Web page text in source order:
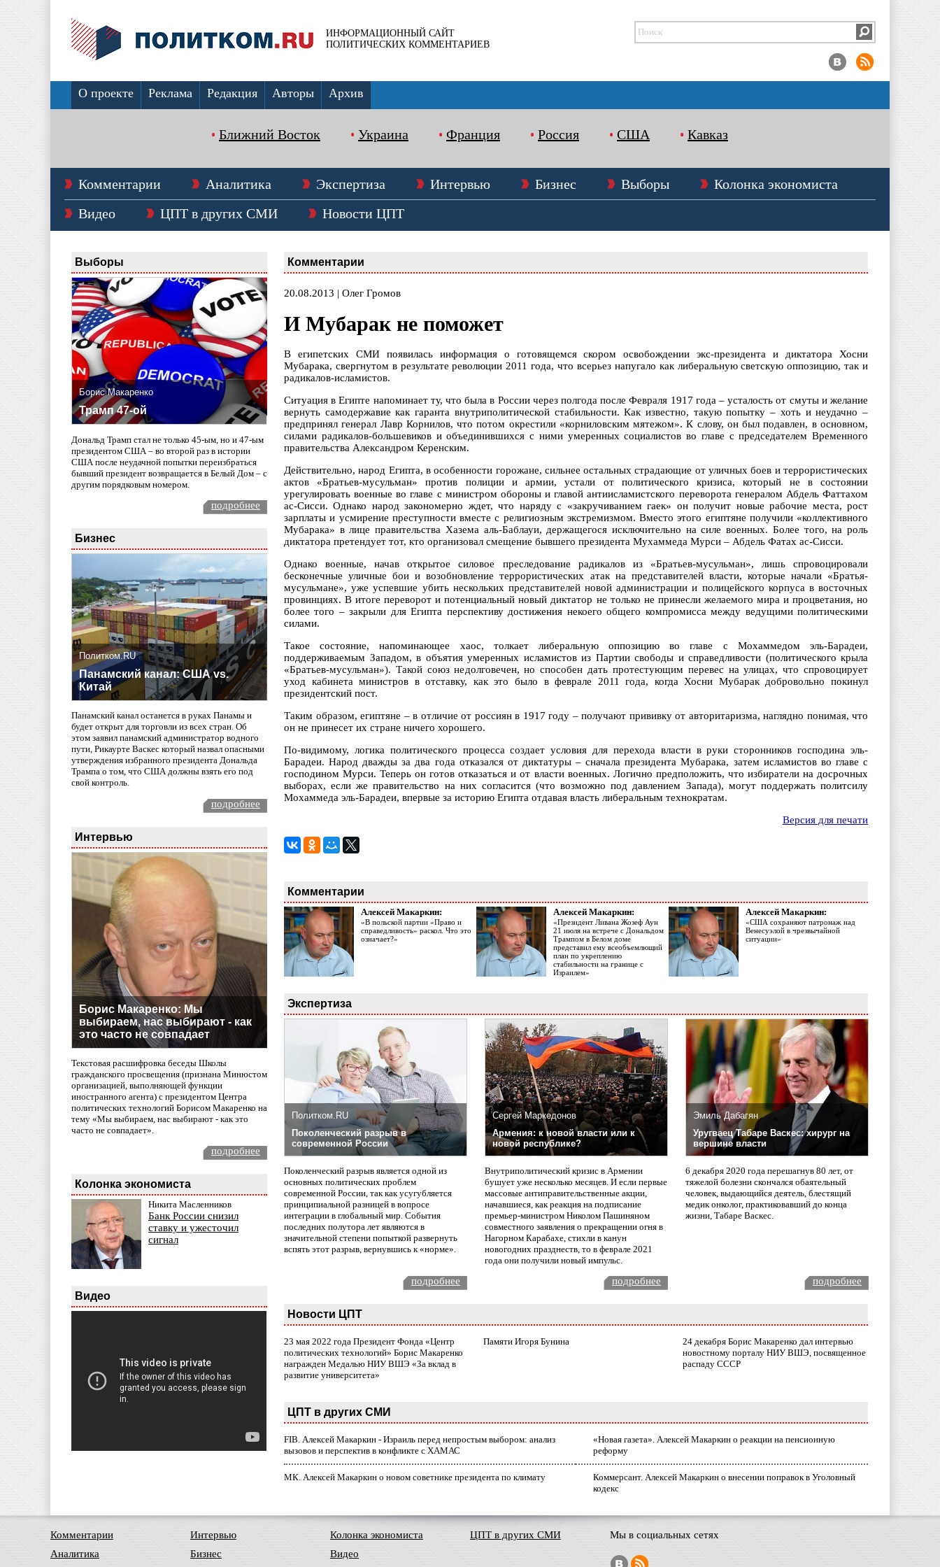
ИНФОРМАЦИОННЫЙ САЙТ
ПОЛИТИЧЕСКИХ КОММЕНТАРИЕВ
О проекте Реклама Редакция Авторы Архив
Ближний Восток Украина Франция Россия США Кавказ
Комментарии Аналитика Экспертиза Интервью Бизнес Выборы
Колонка экономиста
Видео
ЦПТ в других СМИ Новости ЦПТ
Выборы
Борис Макаренко
Трамп 47-ой
Дональд Трамп стал не только 45-ым, но и 47-ым
президентом США – во второй раз в истории
США после неудачной попытки переизбраться
бывший президент возвращается в Белый Дом – с
другим порядковым номером.
подробнее
Бизнес
Политком.RU
Панамский канал: США vs.
Китай
Панамский канал останется в руках Панамы и
будет открыт для торговли из всех стран. Об
этом заявил панамский администратор водного
пути, Рикаурте Васкес который назвал опасными
утверждения избранного президента Дональда
Трампа о том, что США должны взять его под
свой контроль.
подробнее
Интервью
Борис Макаренко: Мы
выбираем, нас выбирают - как
это часто не совпадает
Текстовая расшифровка беседы Школы
гражданского просвещения (признана Минюстом
организацией, выполняющей функции
иностранного агента) с президентом Центра
политических технологий Борисом Макаренко на
тему «Мы выбираем, нас выбирают - как это
часто не совпадает».
подробнее
Колонка экономиста
Никита Масленников
Банк России снизил
ставку и ужесточил
сигнал
Видео
Комментарии
20.08.2013 | Олег Громов
И Мубарак не поможет
В египетских СМИ появилась информация о готовящемся скором освобождении экс-президента и диктатора Хосни
Мубарака, свергнутом в результате революции 2011 года, что всерьез напугало как либеральную светскую оппозицию, так и
радикалов-исламистов.
Ситуация в Египте напоминает ту, что была в России через полгода после Февраля 1917 года – усталость от смуты и желание
вернуть самодержавие как гаранта внутриполитической стабильности. Как известно, такую попытку – хоть и неудачно –
предпринял генерал Лавр Корнилов, что потом окрестили «корниловским мятежом». К слову, он был подавлен, в основном,
силами радикалов-большевиков и объединившихся с ними умеренных социалистов во главе с председателем Временного
правительства Александром Керенским.
Действительно, народ Египта, в особенности горожане, сильнее остальных страдающие от уличных боев и террористических
актов «Братьев-мусульман» против полиции и армии, устали от политического кризиса, который не в состоянии
урегулировать военные во главе с министром обороны и главой антиисламистского переворота генералом Абдель Фаттахом
ас-Сисси. Однако народ закономерно ждет, что наряду с «закручиванием гаек» он получит новые рабочие места, рост
зарплаты и усмирение преступности вместе с религиозным экстремизмом. Вместо этого египтяне получили «коллективного
Мубарака» в лице правительства Хазема аль-Баблауи, держащегося исключительно на силе военных. Более того, на роль
диктатора претендует тот, кто организовал смещение бывшего президента Мухаммеда Мурси – Абдель Фатах ас-Сисси.
Однако военные, начав открытое силовое преследование радикалов из «Братьев-мусульман», лишь спровоцировали
бесконечные уличные бои и возобновление террористических атак на представителей власти, которые начали «Братья-
мусульмане», уже успевшие убить нескольких представителей новой администрации и полицейского корпуса в восточных
провинциях. В итоге переворот и потенциальный новый диктатор не только не принесли желаемого мира и процветания, но
более того – закрыли для Египта перспективу достижения некоего общего компромисса между ведущими политическими
силами.
Такое состояние, напоминающее хаос, толкает либеральную оппозицию во главе с Мохаммедом эль-Барадеи,
поддерживаемым Западом, в объятия умеренных исламистов из Партии свободы и справедливости (политического крыла
«Братьев-мусульман»). Такой союз недолговечен, но способен дать протестующим перевес на улицах, что спровоцирует
уход кабинета министров в отставку, как это было в феврале 2011 года, когда Хосни Мубарак добровольно покинул
президентский пост.
Таким образом, египтяне – в отличие от россиян в 1917 году – получают прививку от авторитаризма, наглядно понимая, что
он не принесет их стране ничего хорошего.
По-видимому, логика политического процесса создает условия для перехода власти в руки сторонников господина эль-
Барадеи. Народ дважды за два года отказался от диктатуры – сначала президента Мубарака, затем исламистов во главе с
господином Мурси. Теперь он готов отказаться и от власти военных. Логично предположить, что избиратели на досрочных
выборах, если же правительство на них согласится (что возможно под давлением Запада), могут поддержать политсилу
Мохаммеда эль-Барадеи, впервые за историю Египта отдавая власть либеральным технократам.
Версия для печати
Комментарии
Алексей Макаркин:
«В польской партии «Право и
справедливость» раскол. Что это
означает?»
Алексей Макаркин:
«Президент Ливана Жозеф Аун
21 июля на встрече с Дональдом
Трампом в Белом доме
представил ему всеобъемлющий
план по укреплению
стабильности на границе с
Израилем»
Алексей Макаркин:
«США сохраняют патронаж над
Венесуэлой в чрезвычайной
ситуации»
Экспертиза
Политком.RU
Поколенческий разрыв в
современной России
Поколенческий разрыв является одной из
основных политических проблем
современной России, так как усугубляется
принципиальной разницей в вопросе
интеграции в глобальный мир. События
последних полутора лет являются в
значительной степени попыткой развернуть
вспять этот разрыв, вернувшись к «норме».
Сергей Маркедонов
Армения: к новой власти или к
новой республике?
Внутриполитический кризис в Армении
бушует уже несколько месяцев. И если первые
массовые антиправительственные акции,
начавшиеся, как реакция на подписание
премьер-министром Николом Пашиняном
совместного заявления о прекращении огня в
Нагорном Карабахе, стихли в канун
новогодних празднеств, то в феврале 2021
года они получили новый импульс.
Эмиль Дабагян
Уругваец Табаре Васкес: хирург на
вершине власти
6 декабря 2020 года перешагнув 80 лет, от
тяжелой болезни скончался обаятельный
человек, выдающийся деятель, блестящий
медик онколог, практиковавший до конца
жизни, Табаре Васкес.
подробнее подробнее подробнее
Новости ЦПТ
23 мая 2022 года Президент Фонда «Центр
политических технологий» Борис Макаренко
награжден Медалью НИУ ВШЭ «За вклад в
развитие университета»
Памяти Игоря Бунина
24 декабря Борис Макаренко дал интервью
новостному порталу НИУ ВШЭ, посвященное
распаду СССР
ЦПТ в других СМИ
FIB. Алексей Макаркин - Израиль перед непростым выбором: анализ
вызовов и перспектив в конфликте с ХАМАС
«Новая газета». Алексей Макаркин о реакции на пенсионную
реформу
МК. Алексей Макаркин о новом советнике президента по климату
Коммерсант. Алексей Макаркин о внесении поправок в Уголовный
кодекс
Комментарии
Аналитика
Интервью
Бизнес
Колонка экономиста
Видео
ЦПТ в других СМИ Мы в социальных сетях